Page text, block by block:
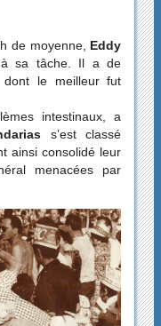
de moyenne, Eddy
sa tâche. Il a de
dont le meilleur fut
intestinaux, a
s’est classé
ainsi consolidé leur
menacées par